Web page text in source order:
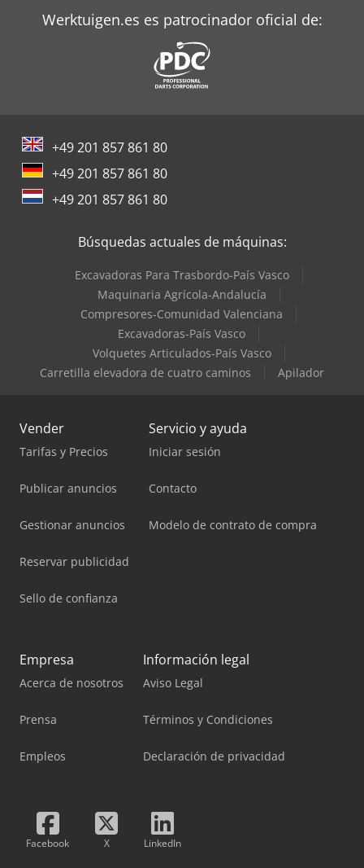
Werktuigen.es es patrocinador oficial de:
+49 201 857 861 80
+49 201 857 861 80
+49 201 857 861 80
Búsquedas actuales de máquinas:
Excavadoras Para Trasbordo-País Vasco
Maquinaria Agrícola-Andalucía
Compresores-Comunidad Valenciana
Excavadoras-País Vasco
Volquetes Articulados-País Vasco
Carretilla elevadora de cuatro caminos
Apilador
Vender
Tarifas y Precios
Publicar anuncios
Gestionar anuncios
Reservar publicidad
Sello de confianza
Servicio y ayuda
Iniciar sesión
Contacto
Modelo de contrato de compra
Empresa
Acerca de nosotros
Prensa
Empleos
Información legal
Aviso Legal
Términos y Condiciones
Declaración de privacidad
Facebook X LinkedIn